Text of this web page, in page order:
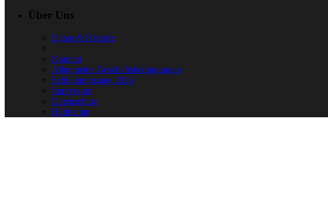
Über Uns
Daten & Historie
Kontakt
Allgemeine Geschäftsbedingungen
Schließungstage 2026
Impressum
Datenschutz
Bildrechte